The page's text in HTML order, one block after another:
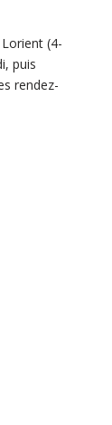
(4-
puis
rendez-